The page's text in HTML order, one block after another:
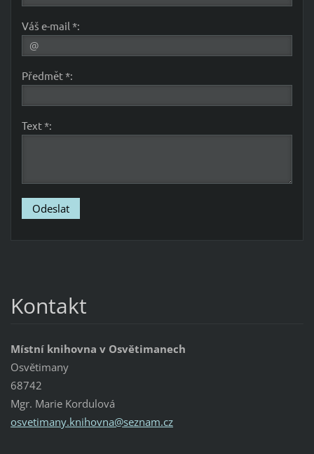
Váš e-mail *:
Předmět *:
Text *:
Kontakt
Místní knihovna v Osvětimanech
Osvětimany
68742
Mgr. Marie Kordulová
osvetimany.knihovna@seznam.cz